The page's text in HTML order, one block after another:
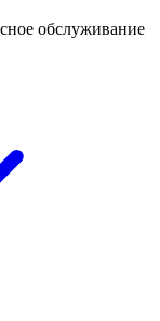
обслуживание